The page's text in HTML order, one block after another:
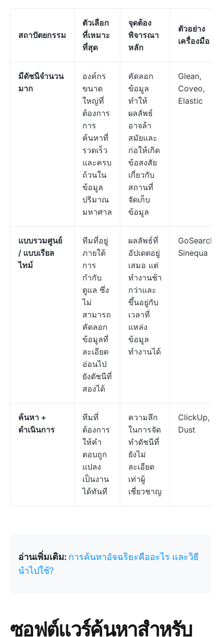
สถาปัตยกรรม
ตัวเลือก
ที่เหมาะ
ที่สุด
จุดต้อง
พิจารณา
หลัก
ตัวอย่าง
เครื่องมือ
มีดัชนีจำนวน
มาก
องค์กร
ขนาด
ใหญ่ที่
ต้องการ
การ
ค้นหาที่
รวดเร็ว
และครบ
ถ้วนใน
ข้อมูล
ปริมาณ
มหาศาล
คัดลอก
ข้อมูล
ทำให้
ผลลัพธ์
อาจล้า
สมัยและ
ก่อให้เกิด
ข้อสงสัย
เกี่ยวกับ
สถานที่
จัดเก็บ
ข้อมูล
Glean,
Coveo,
Elastic
แบบรวมศูนย์
/ แบบเรียล
ไทม์
ทีมที่อยู่
ภายใต้
การ
กำกับ
ดูแล ซึ่ง
ไม่
สามารถ
คัดลอก
ข้อมูลที่
ละเอียด
อ่อนไป
ยังดัชนีที่
สองได้
ผลลัพธ์ที่
อัปเดตอยู่
เสมอ แต่
ทำงานช้า
กว่าและ
ขึ้นอยู่กับ
เวลาที่
แหล่ง
ข้อมูล
ทำงานได้
GoSearch,
Sinequa
ค้นหา +
ดำเนินการ
ทีมที่
ต้องการ
ให้คำ
ตอบถูก
แปลง
เป็นงาน
ได้ทันที
ความลึก
ในการจัด
ทำดัชนีที่
ยังไม่
ละเอียด
เท่าผู้
เชี่ยวชาญ
ClickUp,
Dust
อ่านเพิ่มเติม: การค้นหาอัจฉริยะคืออะไร และวิธี
นำไปใช้?
ซอฟต์แวร์ค้นหาสำหรับ